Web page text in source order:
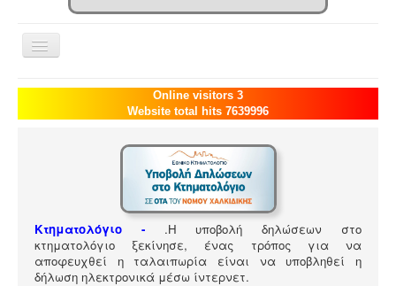
Toggle
Navigation
Αρχική
Επιχείρηση
Αναζήτηση
Online visitors 3
Website total hits 7639996
Κτηματολόγιο - .Η υποβολή δηλώσεων στο
κτηματολόγιο ξεκίνησε, ένας τρόπος για να
αποφευχθεί η ταλαιπωρία είναι να υποβληθεί η
δήλωση ηλεκτρονικά μέσω ίντερνετ.